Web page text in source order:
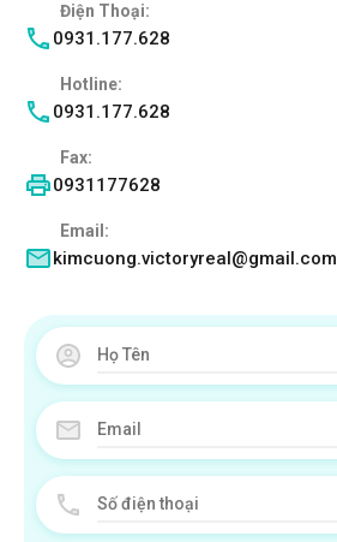
Điện Thoại:
0931.177.628
Hotline:
0931.177.628
Fax:
0931177628
Email:
kimcuong.victoryreal@gmail.com